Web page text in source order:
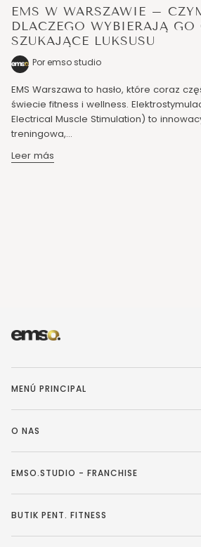
EMS W WARSZAWIE –
DLACZEGO WYBIERAJĄ GO
SZUKAJĄCE LUKSUSU
Por emso studio
EMS Warszawa to hasło, które coraz
świecie fitness i wellness.
Electrical Muscle Stimulation) to
treningowa,...
Leer más
MENÚ PRINCIPAL
O NAS
EMSO.STUDIO - FRANCHISE
BUTIK PENT. FITNESS